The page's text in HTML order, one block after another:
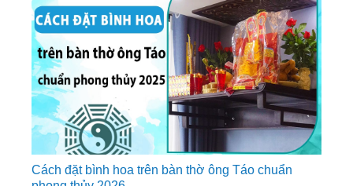
Cách đặt bình hoa trên bàn thờ ông Táo chuẩn